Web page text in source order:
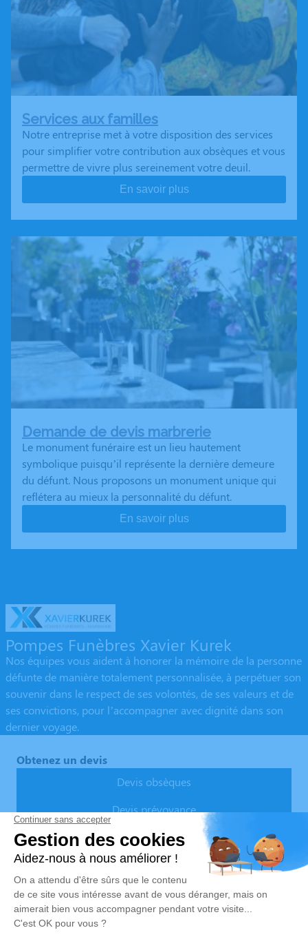
Services aux familles
Notre entreprise met à votre disposition des services
pour simplifier votre contribution aux obsèques et vous
permettre de vivre plus sereinement votre deuil.
En savoir plus
Demande de devis marbrerie
Le monument funéraire est un lieu hautement
symbolique puisqu’il représente la dernière demeure
du défunt. Nous proposons un monument unique qui
reflétera au mieux la personnalité du défunt.
En savoir plus
Pompes Funèbres Xavier Kurek
Nos équipes vous aident à honorer la mémoire de la personne
défunte de manière totalement personnalisée, à perpétuer son
souvenir dans le respect de ses volontés, de ses valeurs et de
ses convictions, pour l’accompagner avec dignité dans son
dernier voyage.
Obtenez un devis
Devis obsèques
Devis prévoyance
Devis marbrerie
Nos Services
Organiser des obsèques
Monuments funéraires
Services aux familles
Liens utiles
Avis de décès
Demande de rendez-vous en